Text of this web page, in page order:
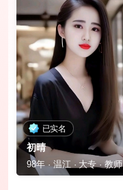
已实名
初晴
98年 · 温江 · 大专 · 教师